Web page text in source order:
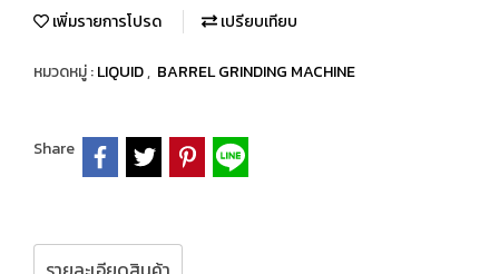
เพิ่มรายการโปรด เปรียบเทียบ
หมวดหมู่ :LIQUID, BARREL GRINDING MACHINE
Share